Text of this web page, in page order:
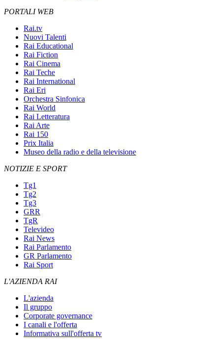
PORTALI WEB
Rai.tv
Nuovi Talenti
Rai Educational
Rai Fiction
Rai Cinema
Rai Teche
Rai International
Rai Eri
Orchestra Sinfonica
Rai World
Rai Letteratura
Rai Arte
Rai 150
Prix Italia
Museo della radio e della televisione
NOTIZIE E SPORT
Tg1
Tg2
Tg3
GRR
TgR
Televideo
Rai News
Rai Parlamento
GR Parlamento
Rai Sport
L'AZIENDA RAI
L'azienda
Il gruppo
Corporate governance
I canali e l'offerta
Informativa sull'offerta tv